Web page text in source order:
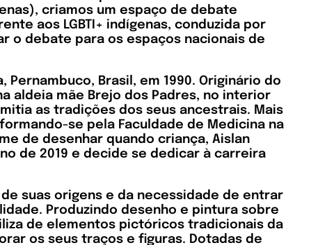
criamos um espaço de debate
aos LGBTI+ indígenas, conduzida por
o debate para os espaços nacionais de
Pernambuco, Brasil, em 1990. Originário do
aldeia mãe Brejo dos Padres, no interior
as tradições dos seus ancestrais. Mais
se pela Faculdade de Medicina na
de desenhar quando criança, Aislan
de 2019 e decide se dedicar à carreira
suas origens e da necessidade de entrar
Produzindo desenho e pintura sobre
de elementos pictóricos tradicionais da
os seus traços e figuras. Dotadas de